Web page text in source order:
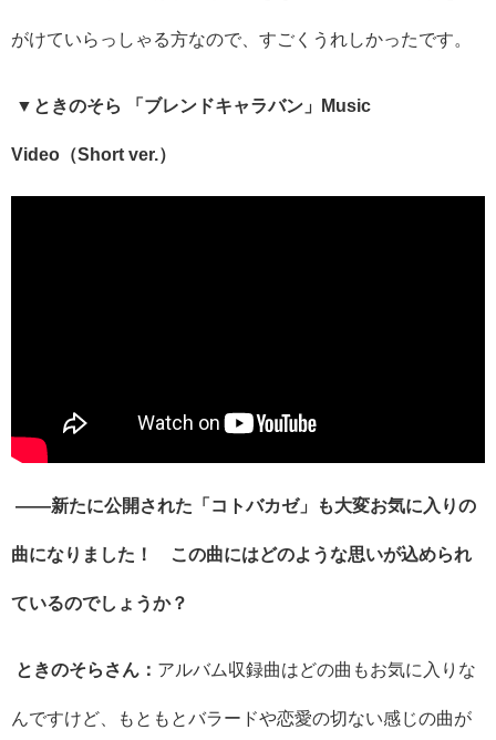
がけていらっしゃる方なので、すごくうれしかったです。
▼ときのそら 「ブレンドキャラバン」 Music
Video （Short ver. ）
――新たに公開された「コトバカゼ」も大変お気に入りの
曲になりました！ この曲にはどのような思いが込められ
ているのでしょうか？
ときのそらさん： アルバム収録曲はどの曲もお気に入りな
んですけど、もともとバラードや恋愛の切ない感じの曲が